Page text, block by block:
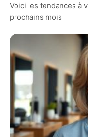
Voici les tendances à
prochains mois